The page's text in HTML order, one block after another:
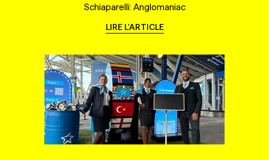
Schiaparelli: Anglomaniac
LIRE L'ARTICLE